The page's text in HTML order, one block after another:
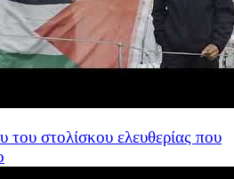
του στολίσκου ελευθερίας που